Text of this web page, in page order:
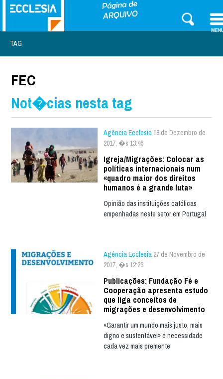
TAG
FEC
Not�cias nesta tag
Agência Ecclesia 18 de Dezembro de
2017, �s 13:46
Igreja/Migrações: Colocar as
políticas internacionais num
«quadro maior dos direitos
humanos é a grande luta»
Opinião das instituições católicas
empenhadas neste setor em Portugal
Agência Ecclesia 27 de Novembro de
2017, �s 12:23
Publicações: Fundação Fé e
Cooperação apresenta estudo
que liga conceitos de
migrações e desenvolvimento
«Garantir um mundo mais justo, mais
digno e sustentável» é necessidade
cada vez mais premente